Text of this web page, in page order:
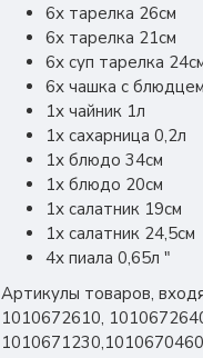
6х тарелка 26см
6х тарелка 21см
6х суп тарелка
6х чашка с
1х чайник 1л
1х сахарница 0,2л
1х блюдо 34см
1х блюдо 20см
1х салатник 19см
1х салатник 24,5см
4х пиала 0,65л "
Артикулы товаров,
1010672610,